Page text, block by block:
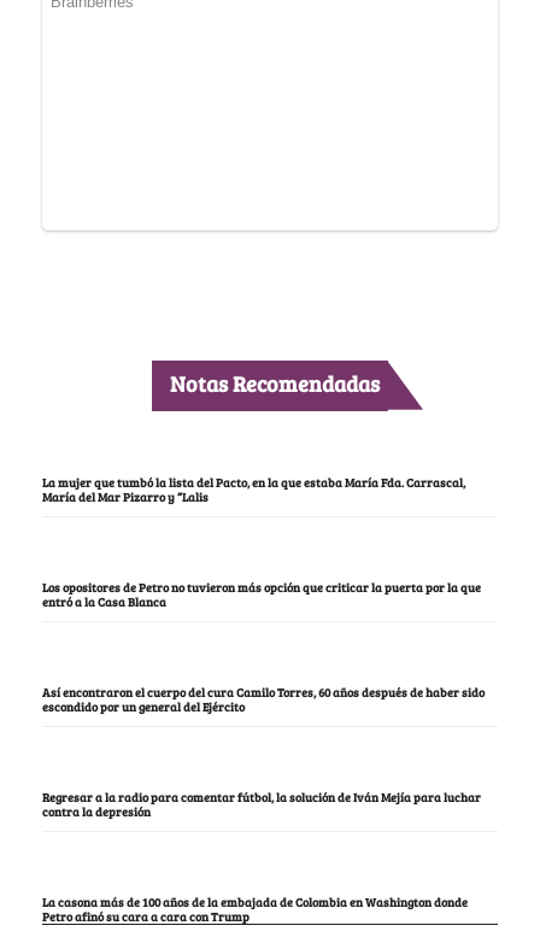
Notas Recomendadas
La mujer que tumbó la lista del Pacto, en la que estaba María Fda. Carrascal,
María del Mar Pizarro y “Lalis
Los opositores de Petro no tuvieron más opción que criticar la puerta por la que
entró a la Casa Blanca
Así encontraron el cuerpo del cura Camilo Torres, 60 años después de haber sido
escondido por un general del Ejército
Regresar a la radio para comentar fútbol, la solución de Iván Mejía para luchar
contra la depresión
La casona más de 100 años de la embajada de Colombia en Washington donde
Petro afinó su cara a cara con Trump